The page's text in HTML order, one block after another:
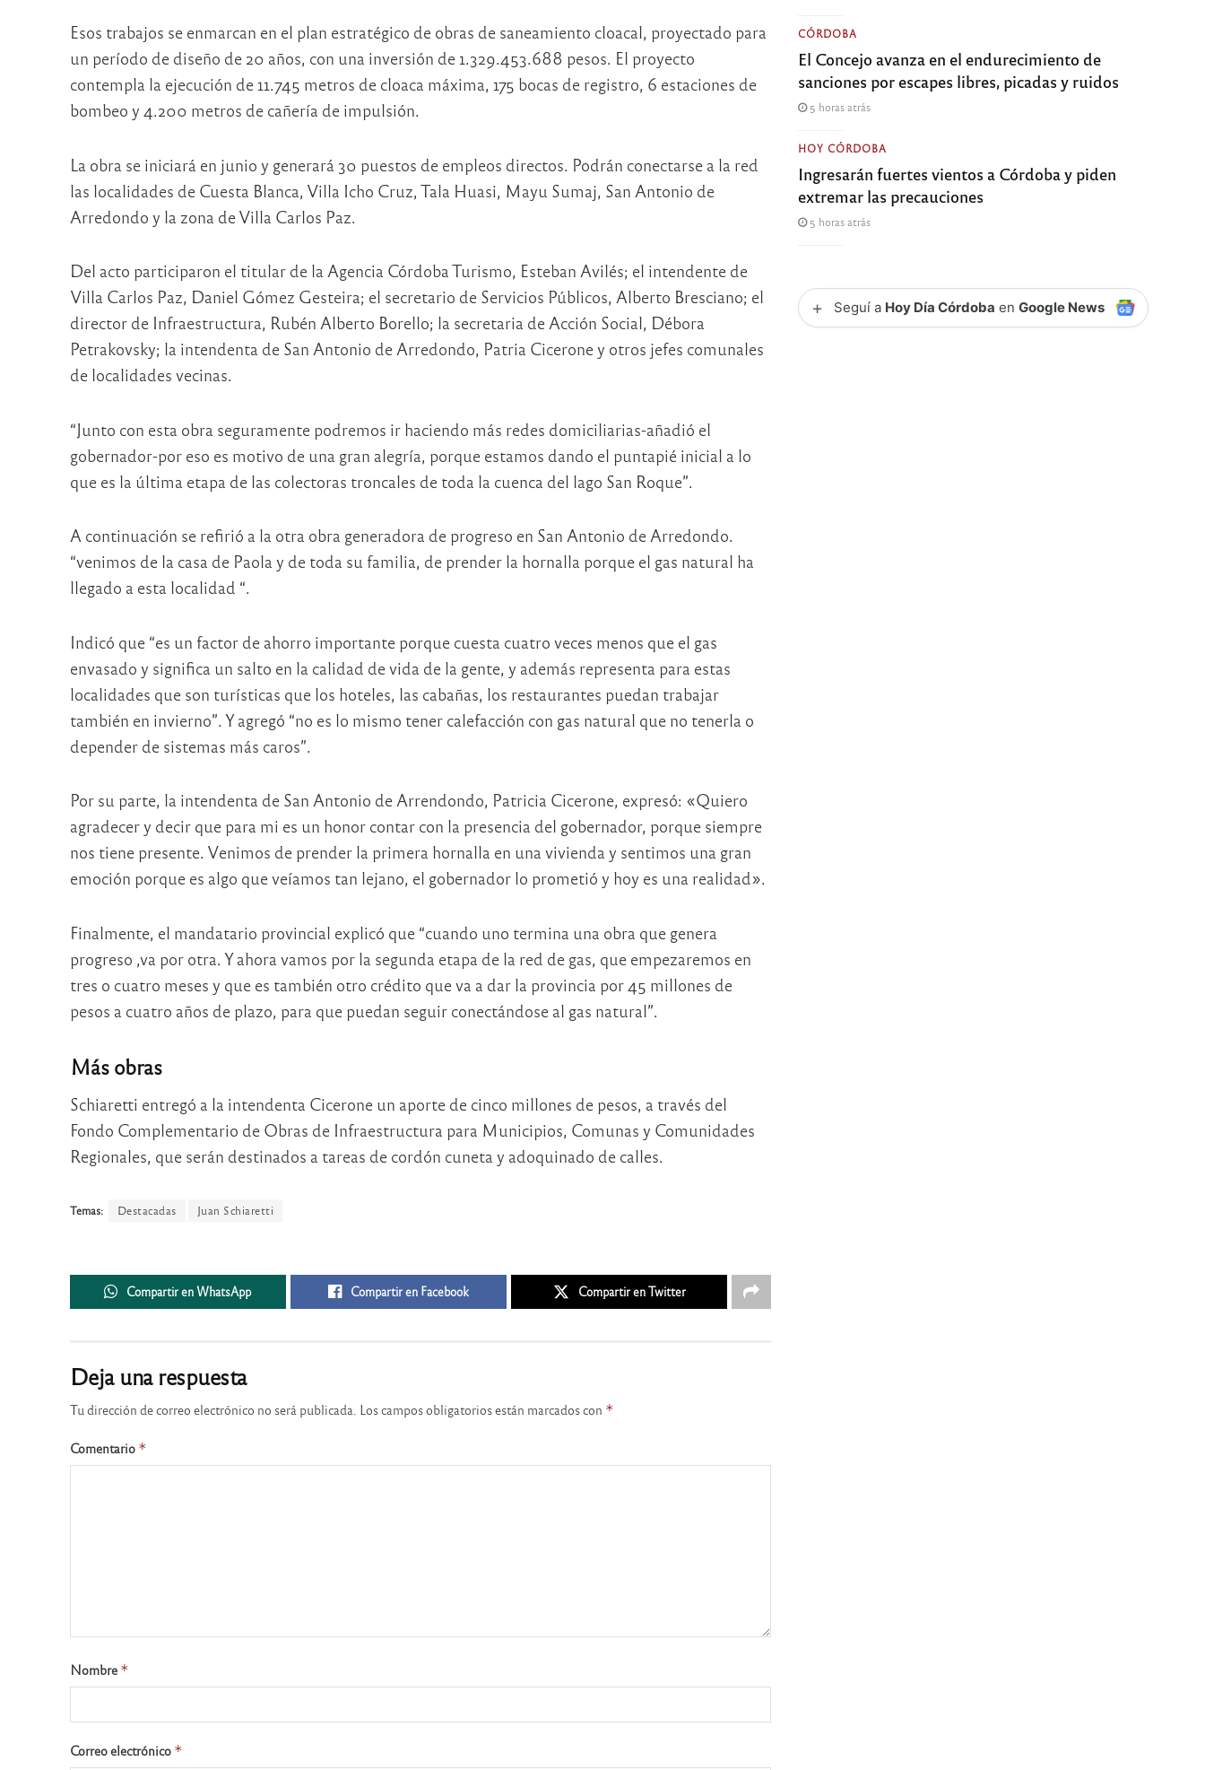
Esos trabajos se enmarcan en el plan estratégico de obras de saneamiento cloacal, proyectado para
un período de diseño de 20 años, con una inversión de 1.329.453.688 pesos. El proyecto
contempla la ejecución de 11.745 metros de cloaca máxima, 175 bocas de registro, 6 estaciones de
bombeo y 4.200 metros de cañería de impulsión.
La obra se iniciará en junio y generará 30 puestos de empleos directos. Podrán conectarse a la red
las localidades de Cuesta Blanca, Villa Icho Cruz, Tala Huasi, Mayu Sumaj, San Antonio de
Arredondo y la zona de Villa Carlos Paz.
Del acto participaron el titular de la Agencia Córdoba Turismo, Esteban Avilés; el intendente de
Villa Carlos Paz, Daniel Gómez Gesteira; el secretario de Servicios Públicos, Alberto Bresciano; el
director de Infraestructura, Rubén Alberto Borello; la secretaria de Acción Social, Débora
Petrakovsky; la intendenta de San Antonio de Arredondo, Patria Cicerone y otros jefes comunales
de localidades vecinas.
“Junto con esta obra seguramente podremos ir haciendo más redes domiciliarias-añadió el
gobernador-por eso es motivo de una gran alegría, porque estamos dando el puntapié inicial a lo
que es la última etapa de las colectoras troncales de toda la cuenca del lago San Roque”.
A continuación se refirió a la otra obra generadora de progreso en San Antonio de Arredondo.
“venimos de la casa de Paola y de toda su familia, de prender la hornalla porque el gas natural ha
llegado a esta localidad “.
Indicó que “es un factor de ahorro importante porque cuesta cuatro veces menos que el gas
envasado y significa un salto en la calidad de vida de la gente, y además representa para estas
localidades que son turísticas que los hoteles, las cabañas, los restaurantes puedan trabajar
también en invierno”. Y agregó “no es lo mismo tener calefacción con gas natural que no tenerla o
depender de sistemas más caros”.
Por su parte, la intendenta de San Antonio de Arrendondo, Patricia Cicerone, expresó: «Quiero
agradecer y decir que para mi es un honor contar con la presencia del gobernador, porque siempre
nos tiene presente. Venimos de prender la primera hornalla en una vivienda y sentimos una gran
emoción porque es algo que veíamos tan lejano, el gobernador lo prometió y hoy es una realidad».
Finalmente, el mandatario provincial explicó que “cuando uno termina una obra que genera
progreso ,va por otra. Y ahora vamos por la segunda etapa de la red de gas, que empezaremos en
tres o cuatro meses y que es también otro crédito que va a dar la provincia por 45 millones de
pesos a cuatro años de plazo, para que puedan seguir conectándose al gas natural”.
Más obras
Schiaretti entregó a la intendenta Cicerone un aporte de cinco millones de pesos, a través del
Fondo Complementario de Obras de Infraestructura para Municipios, Comunas y Comunidades
Regionales, que serán destinados a tareas de cordón cuneta y adoquinado de calles.
Temas: Destacadas Juan Schiaretti
Compartir en WhatsApp Compartir en Facebook Compartir en Twitter
Deja una respuesta
Tu dirección de correo electrónico no será publicada. Los campos obligatorios están marcados con *
Comentario *
Nombre *
Correo electrónico *
CÓRDOBA
El Concejo avanza en el endurecimiento de
sanciones por escapes libres, picadas y ruidos
5 horas atrás
HOY CÓRDOBA
Ingresarán fuertes vientos a Córdoba y piden
extremar las precauciones
5 horas atrás
+ Seguí a Hoy Día Córdoba enGoogle News